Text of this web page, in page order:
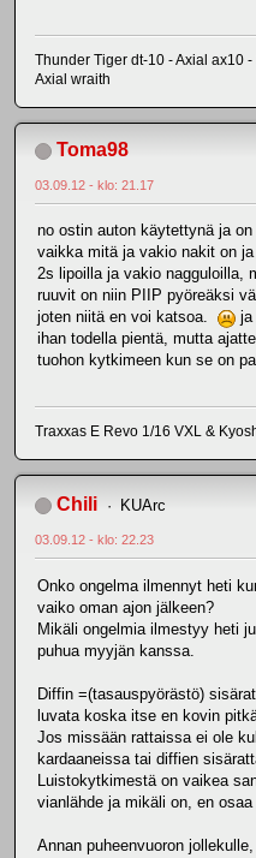
Thunder Tiger dt-10 - Axial ax10
Axial wraith
Toma98
03.09.12 - klo: 21.17
no ostin auton käytettynä ja
vaikka mitä ja vakio nakit on
2s lipoilla ja vakio nagguloilla,
ruuvit on niin PIIP pyöreäksi
joten niitä en voi katsoa.
ja
ihan todella pientä, mutta
tuohon kytkimeen kun se on
Traxxas E Revo 1/16 VXL &
Chili KUArc
03.09.12 - klo: 22.23
Onko ongelma ilmennyt heti
vaiko oman ajon jälkeen?
Mikäli ongelmia ilmestyy heti
puhua myyjän kanssa.
Diffin =(tasauspyörästö)
luvata koska itse en kovin
Jos missään rattaissa ei ole
kardaaneissa tai diffien
Luistokytkimestä on vaikea
vianlähde ja mikäli on, en
Annan puheenvuoron